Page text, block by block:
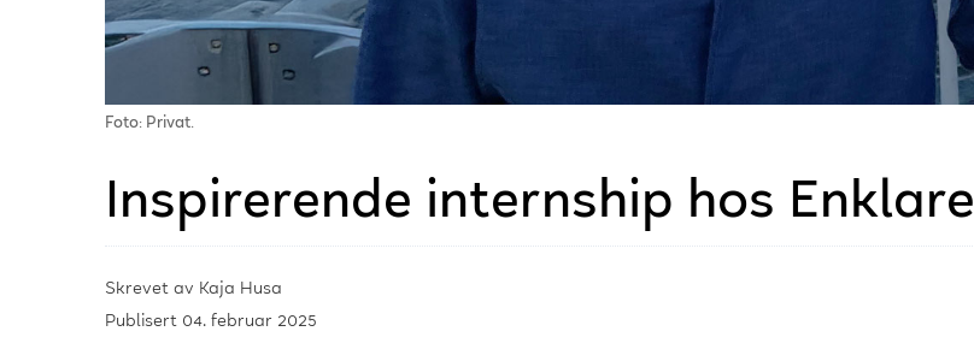
Foto: Privat.
Inspirerende internship hos Enklare
Skrevet av Kaja Husa
Publisert 04. februar 2025